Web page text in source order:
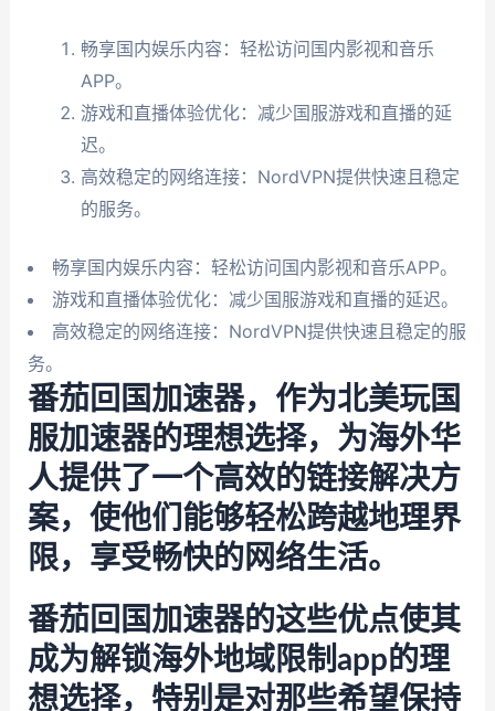
畅享国内娱乐内容：轻松访问国内影视和音乐
APP。
游戏和直播体验优化：减少国服游戏和直播的延
迟。
高效稳定的网络连接：NordVPN提供快速且稳定
的服务。
畅享国内娱乐内容：轻松访问国内影视和音乐APP。
游戏和直播体验优化：减少国服游戏和直播的延迟。
高效稳定的网络连接：NordVPN提供快速且稳定的服
务。
番茄回国加速器，作为北美玩国
服加速器的理想选择，为海外华
人提供了一个高效的链接解决方
案，使他们能够轻松跨越地理界
限，享受畅快的网络生活。
番茄回国加速器的这些优点使其
成为解锁海外地域限制app的理
想选择，特别是对那些希望保持